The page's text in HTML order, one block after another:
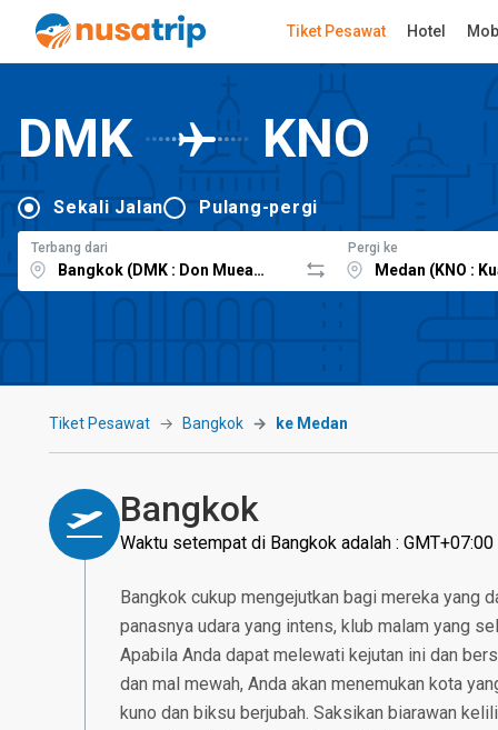
Tiket Pesawat Hotel
DMK KNO
Sekali Jalan Pulang-pergi
Terbang dari Pergi ke
Tiket Pesawat Bangkok ke Medan
Bangkok
Waktu setempat di Bangkok adalah : GMT+07:00
Bangkok cukup mengejutkan bagi mereka yang
panasnya udara yang intens, klub malam yang
Apabila Anda dapat melewati kejutan ini dan
dan mal mewah, Anda akan menemukan kota
kuno dan biksu berjubah. Saksikan biarawan